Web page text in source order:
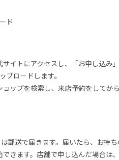
ド
イトにアクセスし、「お申し込み
プロードします。
ップを検索し、来店予約をしてか
郵送で届きます。届いたら、お持
きます。店舗で申し込んだ場合は